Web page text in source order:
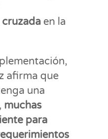
en la
afirma que
una
muchas
para